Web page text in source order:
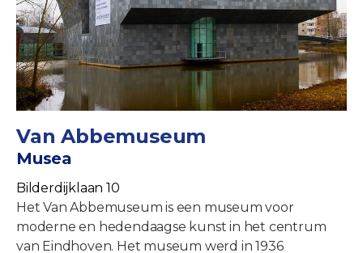
Van Abbemuseum
Musea
Bilderdijklaan 10
Het Van Abbemuseum is een museum voor
moderne en hedendaagse kunst in het centrum
van Eindhoven. Het museum werd in 1936